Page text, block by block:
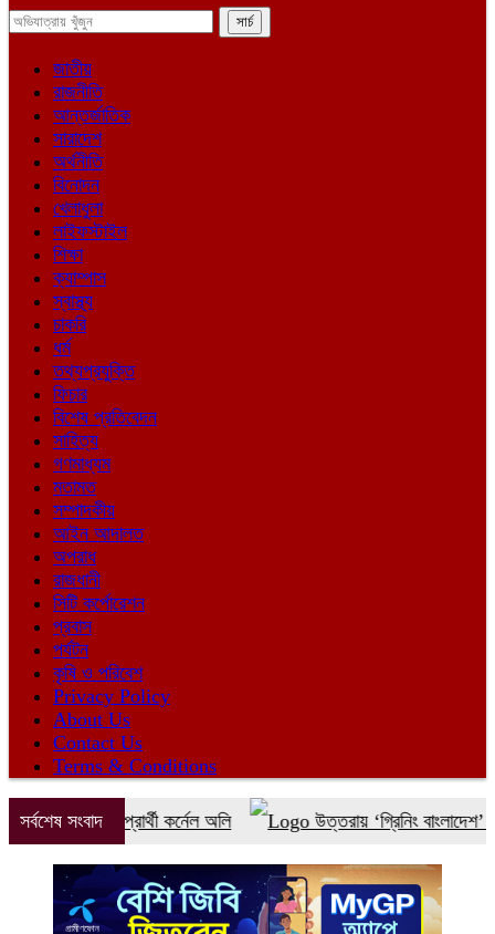
জাতীয়
রাজনীতি
আন্তর্জাতিক
সারাদেশ
অর্থনীতি
বিনোদন
খেলাধুলা
লাইফস্টাইল
শিক্ষা
ক্যাম্পাস
স্বাস্থ্য
চাকরি
ধর্ম
তথ্যপ্রযুক্তি
ফিচার
বিশেষ প্রতিবেদন
সাহিত্য
গণমাধ্যম
মতামত
সম্পাদকীয়
আইন আদালত
অপরাধ
রাজধানী
সিটি কর্পোরেশন
প্রবাস
পর্যটন
কৃষি ও পরিবেশ
Privacy Policy
About Us
Contact Us
Terms & Conditions
সর্বশেষ সংবাদ
জোটের প্রার্থী কর্নেল অলি উত্তরায় ‘গ্রিনিং বাংলাদেশ’